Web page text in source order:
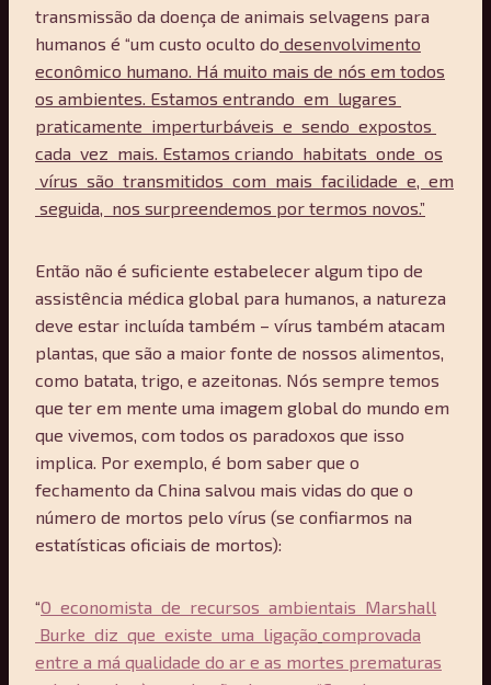
transmissão da doença de animais selvagens para
humanos é “um custo oculto do desenvolvimento
econômico humano. Há muito mais de nós em todos
os ambientes. Estamos entrando em lugares
praticamente imperturbáveis e sendo expostos
cada vez mais. Estamos criando habitats onde os
vírus são transmitidos com mais facilidade e, em
seguida, nos surpreendemos por termos novos.”
Então não é suficiente estabelecer algum tipo de
assistência médica global para humanos, a natureza
deve estar incluída também – vírus também atacam
plantas, que são a maior fonte de nossos alimentos,
como batata, trigo, e azeitonas. Nós sempre temos
que ter em mente uma imagem global do mundo em
que vivemos, com todos os paradoxos que isso
implica. Por exemplo, é bom saber que o
fechamento da China salvou mais vidas do que o
número de mortos pelo vírus (se confiarmos na
estatísticas oficiais de mortos):
“O economista de recursos ambientais Marshall
Burke diz que existe uma ligação comprovada
entre a má qualidade do ar e as mortes prematuras